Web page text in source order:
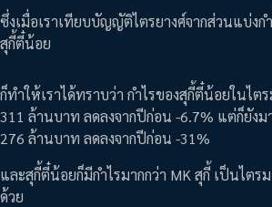
ซึ่งเมื่อเราเทียบบัญญัติไตรยางศ์จากส่วนแบ่งก
สุกี้ตี๋น้อย
ก็ทำให้เราได้ทราบว่า กำไรของสุกี้ตี๋น้อยในไต
311 ล้านบาท ลดลงจากปีก่อน -6.7% แต่ก็ยังม
276 ล้านบาท ลดลงจากปีก่อน -31%
และสุกี้ตี๋น้อยก็มีกำไรมากกว่า MK สุกี้ เป็นไต
ด้วย